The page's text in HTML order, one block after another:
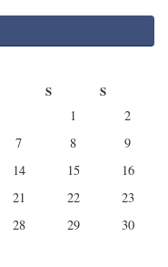
S S
1
2
7 8
9
14 15
16
21 22
23
28 29
30